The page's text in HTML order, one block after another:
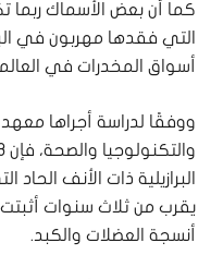
كما أن بعض الأسماك ربما
التي فقدها مهربون في
أسواق المخدرات في
ووفقًا لدراسة أجراها معهد
البرازيلية ذات الأنف
يقرب من ثلاث سنوات
أنسجة العضلات والكبد.